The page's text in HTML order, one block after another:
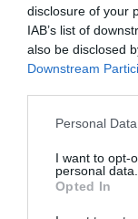
disclosure of your
IAB’s list of
also be disclosed
Downstream
Personal
I want to opt-
personal data.
Opted In
Publicerat:
Mattsson
Jag är
med en fil. kand i